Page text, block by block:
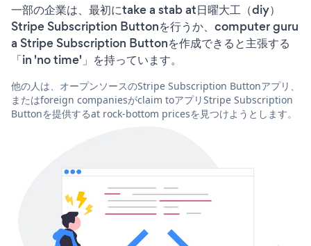
一部の企業は、最初にtake a stab at日曜大工（diy）
Stripe Subscription Buttonを行うか、computer guru
a Stripe Subscription Buttonを作成できると主張する
「in 'no time'」を持っています。
他の人は、オープンソースのStripe Subscription Buttonアプリ、
またはforeign companiesがclaim toアプリStripe Subscription
Buttonを提供するat rock-bottom pricesを見つけようとします。